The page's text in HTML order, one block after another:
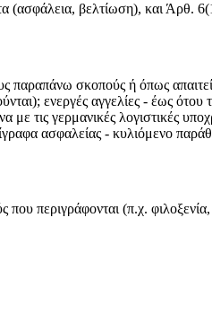
βελτίωση), και Άρθ.
παραπάνω σκοπούς ή όπως
ενεργές αγγελίες - έως ότου
τις γερμανικές λογιστικές
ασφαλείας - κυλιόμενο
περιγράφονται (π.χ.